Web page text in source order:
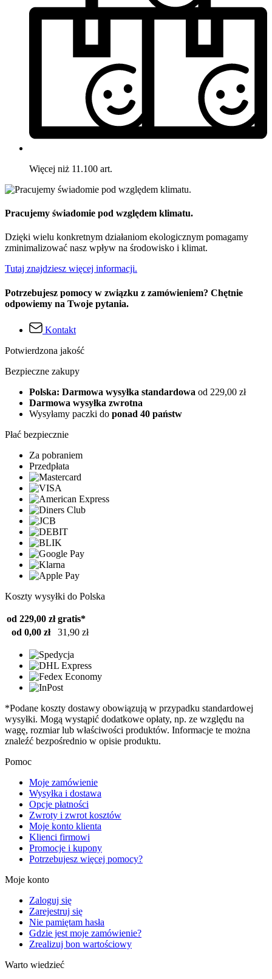
Więcej niż 11.100 art.
Pracujemy świadomie pod względem klimatu.
Dzięki wielu konkretnym działaniom ekologicznym pomagamy
zminimalizować nasz wpływ na środowisko i klimat.
Tutaj znajdziesz więcej informacji.
Potrzebujesz pomocy w związku z zamówieniem? Chętnie
odpowiemy na Twoje pytania.
Kontakt
Potwierdzona jakość
Bezpieczne zakupy
Polska: Darmowa wysyłka standardowa od 229,00 zł
Darmowa wysyłka zwrotna
Wysyłamy paczki do ponad 40 państw
Płać bezpiecznie
Za pobraniem
Przedpłata
Koszty wysyłki do Polska
od 229,00 zł gratis*
od 0,00 zł
31,90 zł
*Podane koszty dostawy obowiązują w przypadku standardowej
wysyłki. Mogą wystąpić dodatkowe opłaty, np. ze względu na
wagę, rozmiar lub właściwości produktów. Informacje te można
znaleźć bezpośrednio w opisie produktu.
Pomoc
Moje zamówienie
Wysyłka i dostawa
Opcje płatności
Zwroty i zwrot kosztów
Moje konto klienta
Klienci firmowi
Promocje i kupony
Potrzebujesz więcej pomocy?
Moje konto
Zaloguj się
Zarejestruj się
Nie pamiętam hasła
Gdzie jest moje zamówienie?
Zrealizuj bon wartościowy
Warto wiedzieć